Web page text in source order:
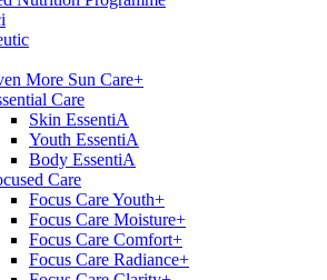
More Sun Care+
Care
Skin EssentiA
Youth EssentiA
Body EssentiA
Care
Focus Care Youth+
Focus Care Moisture+
Focus Care Comfort+
Focus Care Radiance+